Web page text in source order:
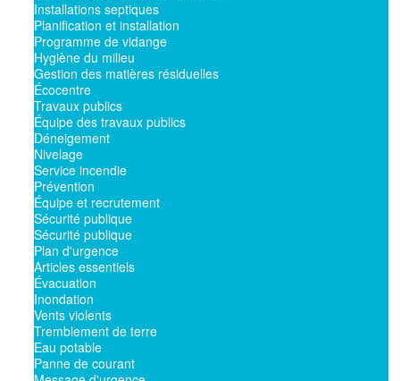
Installations septiques
Planification et installation
Programme de vidange
Hygiène du milieu
Gestion des matières résiduelles
Écocentre
Travaux publics
Équipe des travaux publics
Déneigement
Nivelage
Service incendie
Prévention
Équipe et recrutement
Sécurité publique
Sécurité publique
Plan d'urgence
Articles essentiels
Évacuation
Inondation
Vents violents
Tremblement de terre
Eau potable
Panne de courant